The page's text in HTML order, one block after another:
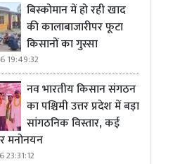
बिस्कोमान में हो रही खाद
की कालाबाजारीपर फूटा
किसानों का गुस्सा
19:49:32
नव भारतीय किसान संगठन
का पश्चिमी उत्तर प्रदेश में बड़ा
सांगठनिक विस्तार, कई
मनोनयन
23:31:12